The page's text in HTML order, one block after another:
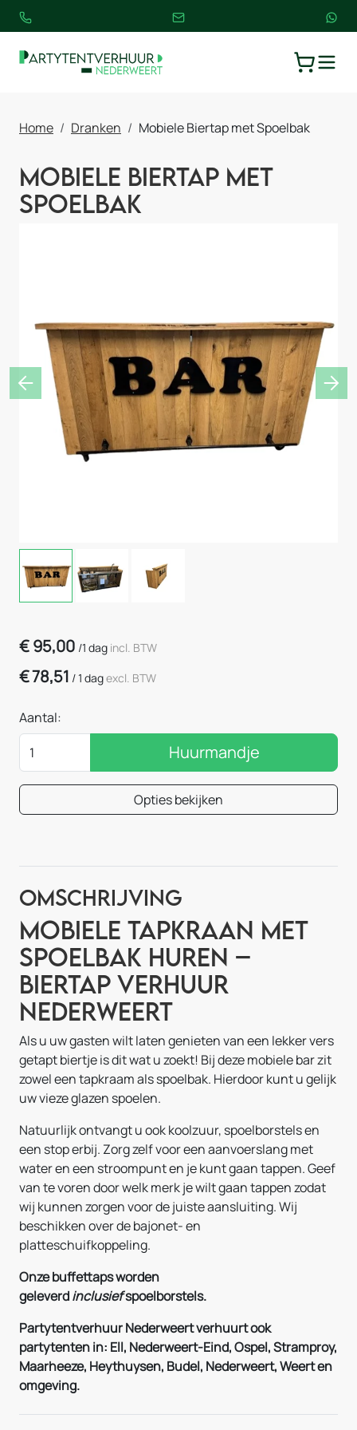
Home Dranken Mobiele Biertap met Spoelbak
Mobiele Biertap met
Spoelbak
€95,00 /1 dag incl. BTW
€78,51 /1 dagexcl. BTW
Aantal:
Huurmandje
Opties bekijken
Previous Next
Omschrijving
Mobiele Tapkraan met
Spoelbak Huren –
Biertap Verhuur
Nederweert
Als u uw gasten wilt laten genieten van een lekker vers
getapt biertje is dit wat u zoekt! Bij deze mobiele bar zit
zowel een tapkraam als spoelbak. Hierdoor kunt u gelijk
uw vieze glazen spoelen.
Natuurlijk ontvangt u ook koolzuur, spoelborstels en
een stop erbij. Zorg zelf voor een aanvoerslang met
water en een stroompunt en je kunt gaan tappen. Geef
van te voren door welk merk je wilt gaan tappen zodat
wij kunnen zorgen voor de juiste aansluiting. Wij
beschikken over de bajonet- en
platteschuifkoppeling.
Onze buffettaps worden
geleverdinclusiefspoelborstels.
Partytentverhuur Nederweert verhuurt ook
partytenten in: Ell, Nederweert-Eind, Ospel, Stramproy,
Maarheeze, Heythuysen, Budel, Nederweert, Weert en
omgeving.